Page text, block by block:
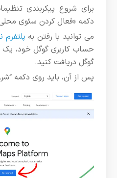
برای شروع پیکربندی
دکمه «فعال کردن سئوی
می توانید با رفتن به
گوگل دریافت کنید.
پس از آن، باید روی دکمه